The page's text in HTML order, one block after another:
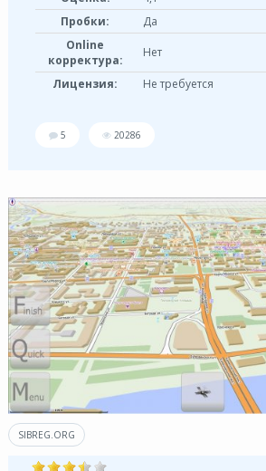
Пробки:
Да
Online
корректура:
Нет
Лицензия: Не требуется
5 20286
SIBREG.ORG